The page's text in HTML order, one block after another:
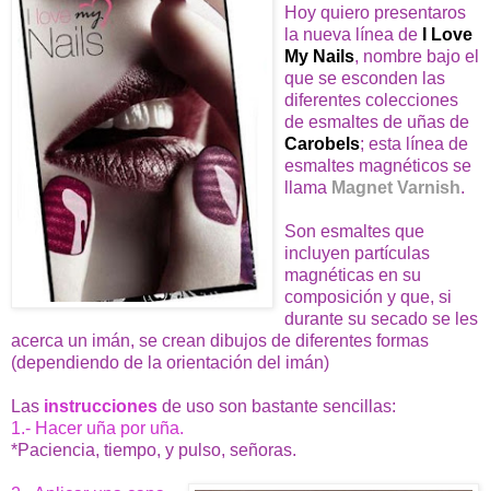
Hoy quiero presentaros
la nueva línea de
I Love
My Nails, nombre bajo el
que se esconden las
diferentes colecciones
de esmaltes de uñas de
Carobels; esta línea de
esmaltes magnéticos se
llama Magnet Varnish.
Son esmaltes que
incluyen partículas
magnéticas en su
composición y que, si
durante su secado se les
acerca un imán, se crean dibujos de diferentes formas
(dependiendo de la orientación del imán)
Las instrucciones de uso son bastante sencillas:
1.- Hacer uña por uña.
*Paciencia, tiempo, y pulso, señoras.